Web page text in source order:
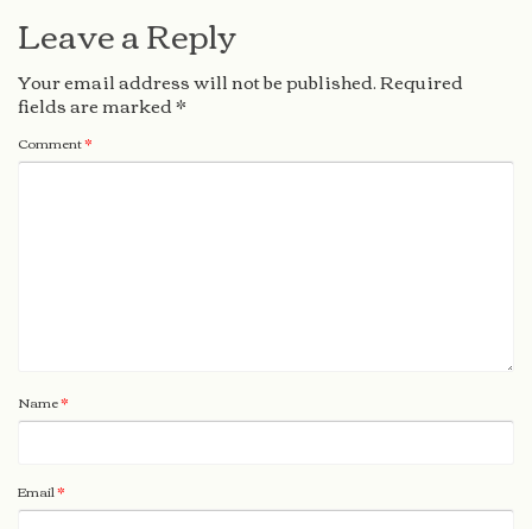
Leave a Reply
Your email address will not be published.Required
fields are marked*
Comment*
Name*
Email*